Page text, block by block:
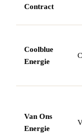
Contract
Coolblue
Energie
Van Ons
Energie